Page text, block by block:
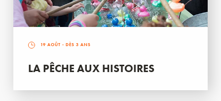
19 AOÛT - DÈS 3 ANS
LA PÊCHE AUX HISTOIRES